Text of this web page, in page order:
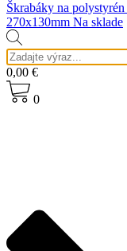
Škrabáky na polystyrén
270x130mm Na sklade
0,00 €
0